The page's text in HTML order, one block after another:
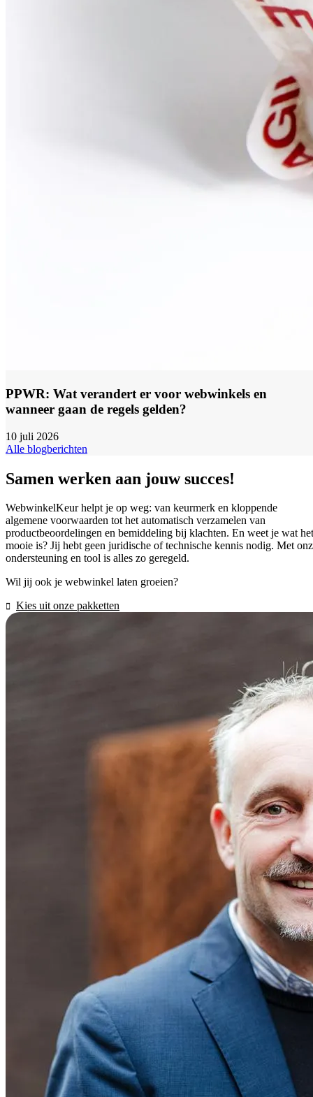
PPWR: Wat verandert er voor webwinkels en
wanneer gaan de regels gelden?
10 juli 2026
Alle blogberichten
Samen werken aan jouw succes!
WebwinkelKeur helpt je op weg: van keurmerk en kloppende
algemene voorwaarden tot het automatisch verzamelen van
productbeoordelingen en bemiddeling bij klachten. En weet je wat het
mooie is? Jij hebt geen juridische of technische kennis nodig. Met
ondersteuning en tool is alles zo geregeld.
Wil jij ook je webwinkel laten groeien?
Kies uit onze pakketten